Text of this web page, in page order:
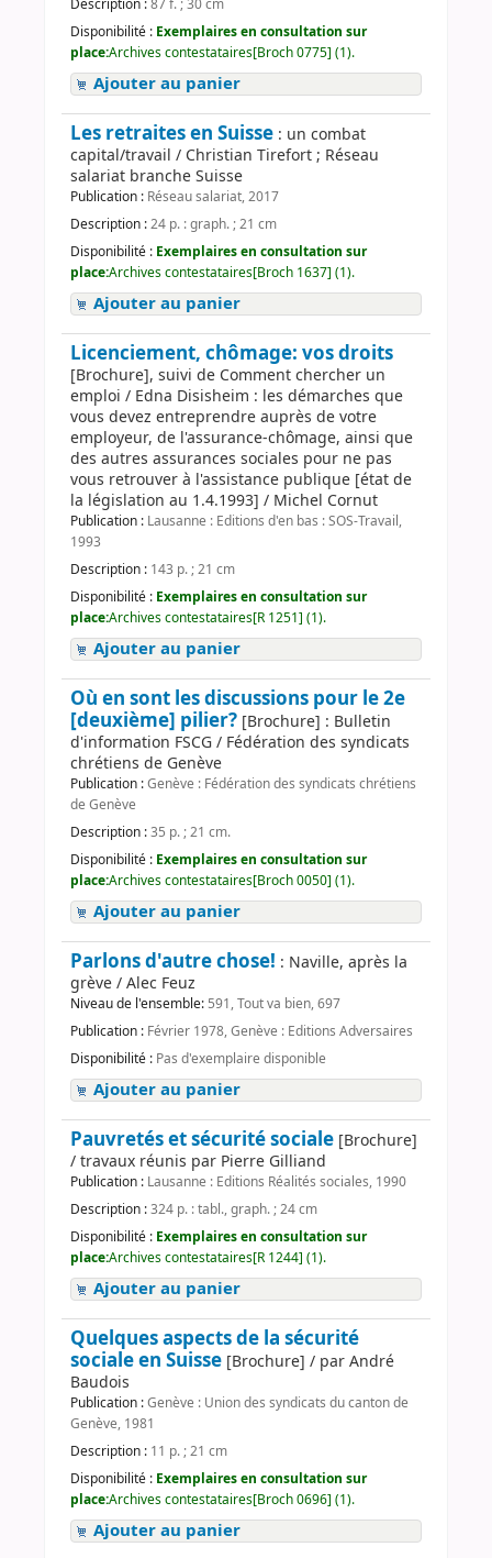
Description :87 f. ; 30 cm
Disponibilité : Exemplaires en consultation sur
place:Archives contestataires[Broch 0775] (1).
Ajouter au panier
Les retraites en Suisse : un combat
capital/travail / Christian Tirefort ; Réseau
salariat branche Suisse
Publication : Réseau salariat, 2017
Description :24 p. : graph. ; 21 cm
Disponibilité : Exemplaires en consultation sur
place:Archives contestataires[Broch 1637] (1).
Ajouter au panier
Licenciement, chômage: vos droits
[Brochure], suivi de Comment chercher un
emploi / Edna Disisheim : les démarches que
vous devez entreprendre auprès de votre
employeur, de l'assurance-chômage, ainsi que
des autres assurances sociales pour ne pas
vous retrouver à l'assistance publique [état de
la législation au 1.4.1993] / Michel Cornut
Publication : Lausanne : Editions d'en bas : SOS-Travail,
1993
Description : 143 p. ; 21 cm
Disponibilité : Exemplaires en consultation sur
place:Archives contestataires[R 1251] (1).
Ajouter au panier
Où en sont les discussions pour le 2e
[deuxième] pilier? [Brochure] : Bulletin
d'information FSCG / Fédération des syndicats
chrétiens de Genève
Publication :Genève : Fédération des syndicats chrétiens
de Genève
Description :35 p. ; 21 cm.
Disponibilité : Exemplaires en consultation sur
place:Archives contestataires[Broch 0050] (1).
Ajouter au panier
Parlons d'autre chose! : Naville, après la
grève / Alec Feuz
Niveau de l'ensemble: 591, Tout va bien, 697
Publication : Février 1978, Genève : Editions Adversaires
Disponibilité : Pas d'exemplaire disponible
Ajouter au panier
Pauvretés et sécurité sociale [Brochure]
/ travaux réunis par Pierre Gilliand
Publication : Lausanne : Editions Réalités sociales, 1990
Description :324 p. : tabl., graph. ; 24 cm
Disponibilité : Exemplaires en consultation sur
place:Archives contestataires[R 1244] (1).
Ajouter au panier
Quelques aspects de la sécurité
sociale en Suisse [Brochure] / par André
Baudois
Publication :Genève : Union des syndicats du canton de
Genève, 1981
Description : 11 p. ; 21 cm
Disponibilité : Exemplaires en consultation sur
place:Archives contestataires[Broch 0696] (1).
Ajouter au panier